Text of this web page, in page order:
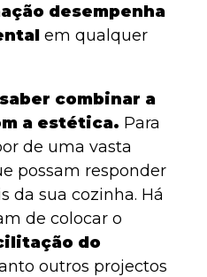
desempenha
em qualquer
saber combinar a
a estética. Para
de uma vasta
possam responder
da sua cozinha. Há
de colocar o
do
outros projectos